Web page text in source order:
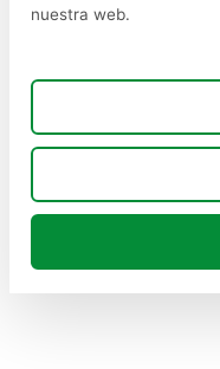
nuestra web.